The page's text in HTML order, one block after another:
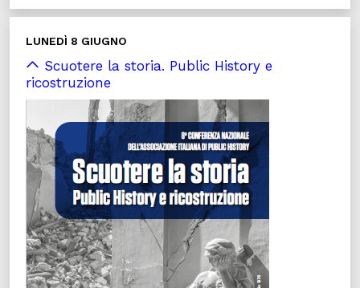
LUNEDÌ 8 GIUGNO
Scuotere la storia. Public History e
ricostruzione